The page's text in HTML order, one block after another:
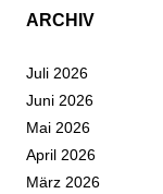
ARCHIV
Juli 2026
Juni 2026
Mai 2026
April 2026
März 2026